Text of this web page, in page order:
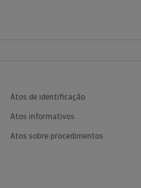
Atos de identificação
Atos informativos
Atos sobre procedimentos